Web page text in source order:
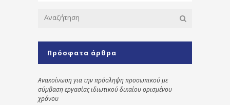
Πρόσφατα άρθρα
Ανακοίνωση για την πρόσληψη προσωπικού με
σύμβαση εργασίας ιδιωτικού δικαίου ορισμένου
χρόνου